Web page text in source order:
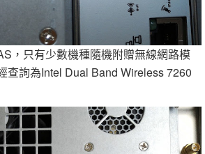
，只有少數機種隨機附贈無線網路模
查詢為Intel Dual Band Wireless 7260